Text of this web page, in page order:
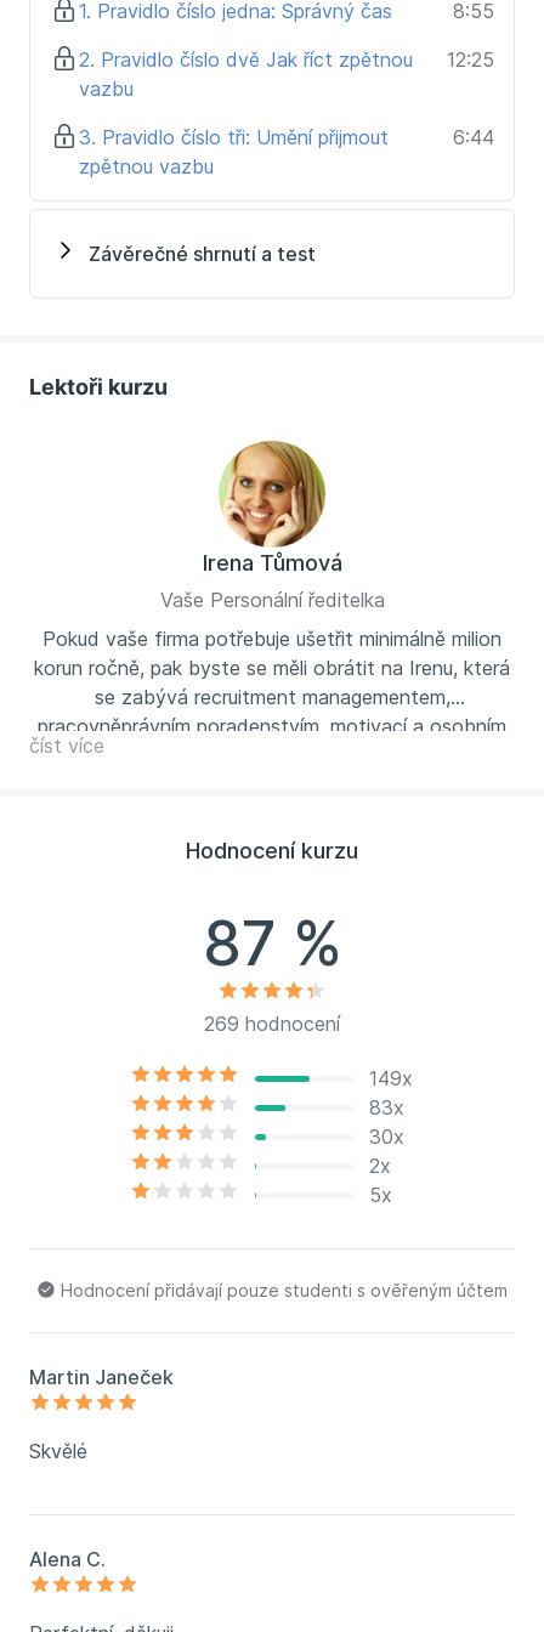
s vynaložením minimálních nákladů. Jestli hledáte
řešení, jak toto efektivně převést do praxe, naleznete
jej v tomto kurzu.
1. Pravidlo číslo jedna: Správný čas
8:55
2. Pravidlo číslo dvě Jak říct zpětnou
vazbu
12:25
3. Pravidlo číslo tři: Umění přijmout
zpětnou vazbu
6:44
Závěrečné shrnutí a test
Lektoři kurzu
Irena Tůmová
Vaše Personální ředitelka
Pokud vaše firma potřebuje ušetřit minimálně milion
korun ročně, pak byste se měli obrátit na Irenu, která
se zabývá recruitment managementem,
pracovněprávním poradenstvím, motivací a osobním
rozvojem zaměstnanců. Její specializací je pracovní
výdajů. Tyto služby nabízí firmám i soukromým
deset let působí jako personální ředitelka Invia.cz,
a.s., kde ročně vyhodnotí tisíce životopisů uchazečů
o zaměstnání. Má vzdělání v oblasti obchodního
práva. Více o Ireně naleznete na
číst více
Hodnocení kurzu
87 %
269 hodnocení
149x
83x
30x
2x
5x
Hodnocení přidávají pouze studenti s ověřeným účtem
Martin Janeček
Skvělé
Alena C.